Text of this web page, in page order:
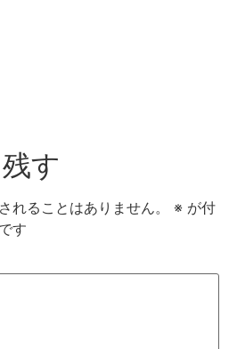
す
れることはありません。 ※ が付
す